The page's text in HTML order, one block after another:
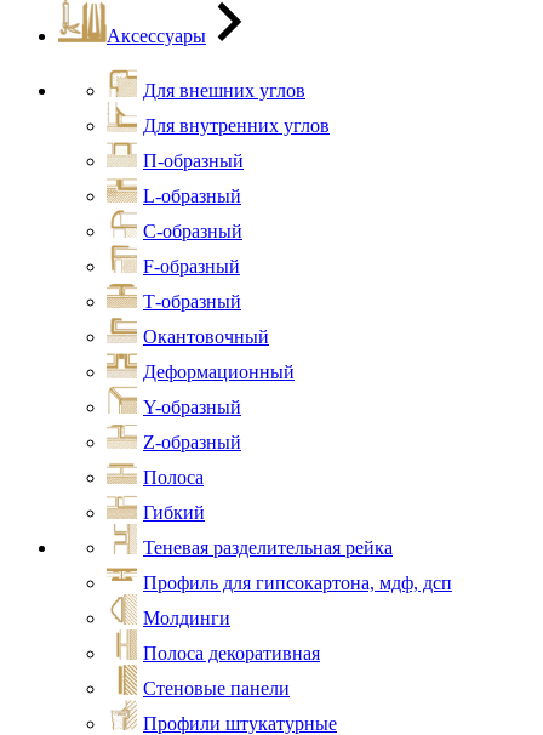
Аксессуары
Для внешних углов
Для внутренних углов
П-образный
L-образный
С-образный
F-образный
Т-образный
Окантовочный
Деформационный
Y-образный
Z-образный
Полоса
Гибкий
Теневая разделительная рейка
Профиль для гипсокартона, мдф, дсп
Молдинги
Полоса декоративная
Стеновые панели
Профили штукатурные